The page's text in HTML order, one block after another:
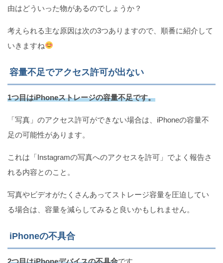
由はどういった物があるのでしょうか？
考えられる主な原因は次の3つありますので、順番に紹介して
いきますね
容量不足でアクセス許可が出ない
1つ目はiPhoneストレージの容量不足です。
「写真」のアクセス許可ができない場合は、iPhoneの容量不
足の可能性があります。
これは「Instagramの写真へのアクセスを許可」でよく報告さ
れる内容とのこと。
写真やビデオがたくさんあってストレージ容量を圧迫してい
る場合は、容量を減らしてみると良いかもしれません。
iPhoneの不具合
2つ目はiPhoneデバイスの不具合です。